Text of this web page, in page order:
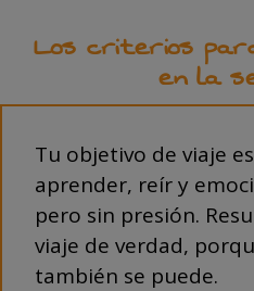
Los criterios
en la
Tu objetivo de viaje
aprender, reír y
pero sin presión.
viaje de verdad,
también se puede.